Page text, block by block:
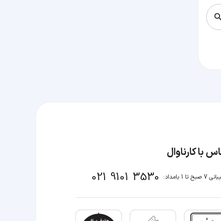
با کارناوال
تا 1 بامداد: 021 9101 3530